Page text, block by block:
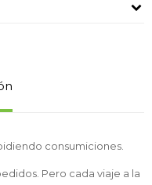
consumiciones.
Pero cada viaje a la